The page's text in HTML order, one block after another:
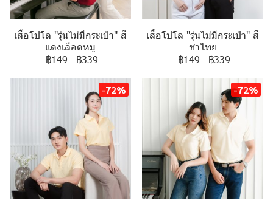
เสื้อโปโล "รุ่นไม่มีกระเป๋า" สี
แดงเลือดหมู
฿149 - ฿339
เสื้อโปโล "รุ่นไม่มีกระเป๋า" สี
ชาไทย
฿149 - ฿339
-72% -72%